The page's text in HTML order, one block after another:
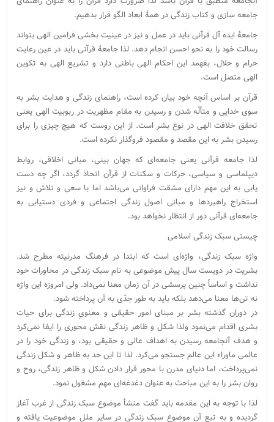
جامعه سازی و کتاب زندگی در همۀ ابعاد الگو قرار بدهیم.
جامعۀ ایده آل قرآنی باید در عمل و نیز در عینیت بخشی فرامین الهی بتواند
رسالت خود را به نحو احسن انجام دهد. لذا جامعۀ قرآنی باید در عین رعایت
حرام و حلال، بفهمد این احکام الهی باطنی دارد و تشریع الهی به تکوین
الهی متصل است.
قرآن بر اساس آنچه خود بیان کرده است، راهنمای زندگی و هدایت بشر به
سوی خدایی و متألّه شدن و رسیدن به مقام مظهریت در ربوبیت الهی یعنی
تحقق خلافت الهی در نوع بشر است. از این روست که هیچ چیزی را برای
رسیدن بشر به این مقصد و مقصود فروگذار نکرده است.
لذا جامعه قرآنی یعنی جامعه‌ای که جهان بینی، مبانی اخلاقی، روابط
دیپلماسی و سیاسی، حرکات و سکنات از قرآن اتحاذ گردد، اگر چه دست
یابی به این مهم دارای مشقت فراوانی می‌باشد اما با سعی و تلاش و نیز
استخراج راهبرد‌ها و مبانی اصول زندگی اجتماعی و فردی دستیابی به
جامعه‌ای قرآنی دور از انتظار نخواهد بود.
چیستی سبک زندگی اسلامی
واژه سبک زندگی، واژه‌ای است که ابتدا در فرهنگ مدرنیته مطرح شد.
بشریت در دویست سال پیش موضوعی به نام سبک زندگی در محاورات خود
نداشت و اساساً چنین پرسشی در آن زمان‌ معنا نمی‌داد. ولی امروزه این واژه
نه ‌تن‌ها معنا می‌دهد بلکه باید به ‌طور جدّی به آن پرداخته شود.
در دوران گذشته بشر بر مبنای امور حقیقی و معنویِ زندگی برای حیات
بشری اقدام می‌نمود ولذا شکل و ظاهر زندگی نقش محوری را ایفا نمی‌کرد
و هدف آنجامعه رسیدن به اهداف عالی و حقیقی بود، و زندگی خود را در
عالمی ماوراء این عالم جستجو می‌کرد. لذا تا این حد به ظاهر و شکل زندگی
نمی‌پرداخت، اما دنیای مدرن با محور قرار دادن شکل و ظاهر زندگی، روح و
روان بشر را به این مباحث به عنوان دغدغه‌ای مهم مشغول نمود.
لذا با توجه به این مقدمه باید گفت منشأ موضوع سبک زندگی از غرب آغاز
گردیده و به تبع آن موضوع سبک زندگی در سایر ملل موضوعیت یافته و